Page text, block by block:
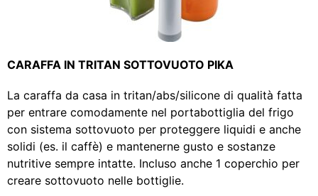
CARAFFA IN TRITAN SOTTOVUOTO PIKA
La caraffa da casa in tritan/abs/silicone di qualità fatta
per entrare comodamente nel portabottiglia del frigo
con sistema sottovuoto per proteggere liquidi e anche
solidi (es. il caffè) e mantenerne gusto e sostanze
nutritive sempre intatte. Incluso anche 1 coperchio per
creare sottovuoto nelle bottiglie.